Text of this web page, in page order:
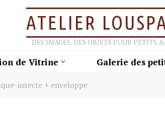
ATELIER
DES IMAGES, DES OBJETS POUR PETITS
de Vitrine Galerie des
insecte + enveloppe